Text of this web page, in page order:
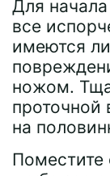
Для
все
имеются
ножом.
проточной
на
Поместите